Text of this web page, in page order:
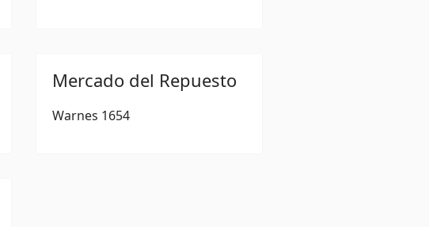
Mercado del Repuesto
Warnes 1654